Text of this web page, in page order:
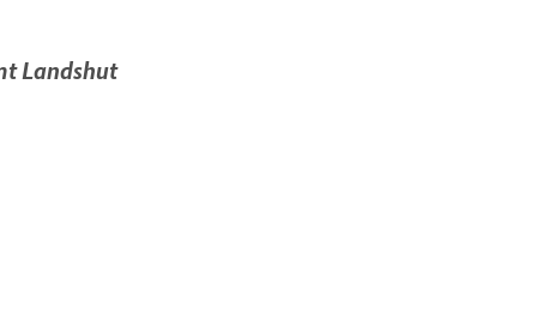
Landshut